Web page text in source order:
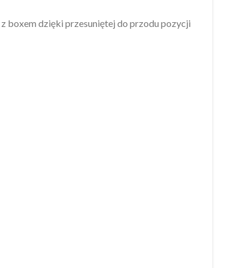
boxem dzięki przesuniętej do przodu pozycji